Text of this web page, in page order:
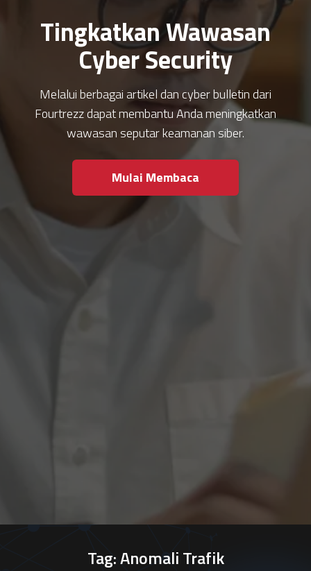
Tingkatkan Wawasan
Cyber Security
Melalui berbagai artikel dan cyber bulletin dari
Fourtrezz dapat membantu Anda meningkatkan
wawasan seputar keamanan siber.
Mulai Membaca
Tag:Anomali Trafik